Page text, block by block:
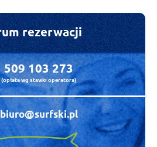
WIATROWE -
- LEUCATE
LEUCATE WE
NOCLEG
- FRANCJA - LEUCATE
rezerwacji
509 103 273
(opłata wg stawki operatora)
biuro@surfski.pl